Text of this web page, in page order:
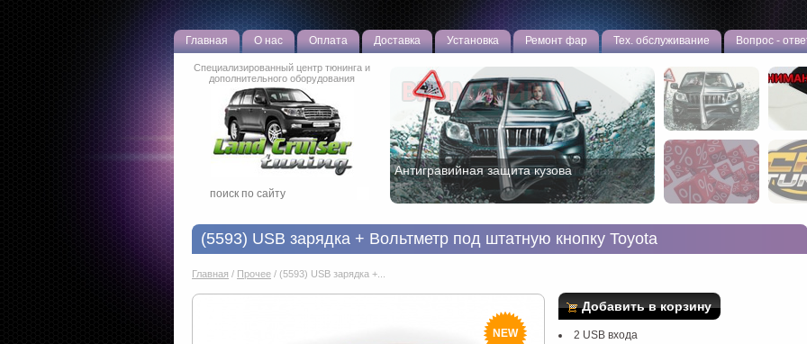
Главная О нас Оплата Доставка Установка Ремонт фар Тех. обслуживание Вопрос -
Специализированный центр тюнинга и
дополнительного оборудования
Новая эффективная противоугонная
разработка!
(5593) USB зарядка + Вольтметр под штатную кнопку Toyota
Главная / Прочее / (5593) USB зарядка +...
NEW
Добавить в корзину
2 USB входа